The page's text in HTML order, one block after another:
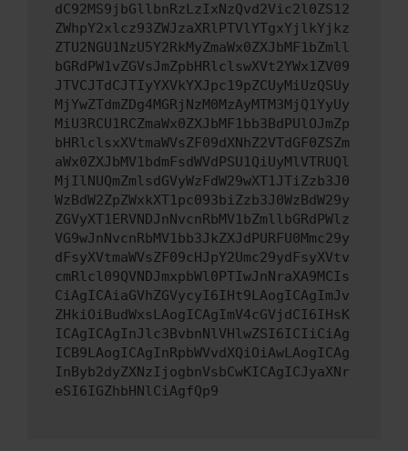
dC92MS9jbGllbnRzLzIxNzQvd2Vic2l0ZS12
ZWhpY2xlcz93ZWJzaXRlPTVlYTgxYjlkYjkz
ZTU2NGU1NzU5Y2RkMyZmaWx0ZXJbMF1bZmll
bGRdPW1vZGVsJmZpbHRlclswXVt2YWx1ZV09
JTVCJTdCJTIyYXVkYXJpc19pZCUyMiUzQSUy
MjYwZTdmZDg4MGRjNzM0MzAyMTM3MjQ1YyUy
MiU3RCU1RCZmaWx0ZXJbMF1bb3BdPUlOJmZp
bHRlclsxXVtmaWVsZF09dXNhZ2VTdGF0ZSZm
aWx0ZXJbMV1bdmFsdWVdPSU1QiUyMlVTRUQl
MjIlNUQmZmlsdGVyWzFdW29wXT1JTiZzb3J0
WzBdW2ZpZWxkXT1pc093biZzb3J0WzBdW29y
ZGVyXT1ERVNDJnNvcnRbMV1bZmllbGRdPWlz
VG9wJnNvcnRbMV1bb3JkZXJdPURFU0Mmc29y
dFsyXVtmaWVsZF09cHJpY2Umc29ydFsyXVtv
cmRlcl09QVNDJmxpbWl0PTIwJnNraXA9MCIs
CiAgICAiaGVhZGVycyI6IHt9LAogICAgImJv
ZHkiOiBudWxsLAogICAgImV4cGVjdCI6IHsK
ICAgICAgInJlc3BvbnNlVHlwZSI6ICIiCiAg
ICB9LAogICAgInRpbWVvdXQiOiAwLAogICAg
InByb2dyZXNzIjogbnVsbCwKICAgICJyaXNr
eSI6IGZhbHNlCiAgfQp9